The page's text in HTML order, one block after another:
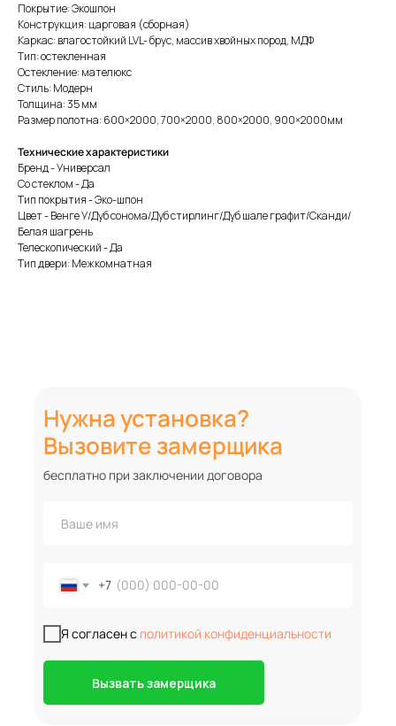
Покрытие: Экошпон
Конструкция: царговая (сборная)
Каркас: влагостойкий LVL- брус, массив хвойных пород, МДФ
Тип: остекленная
Остекление: мателюкс
Стиль: Модерн
Толщина: 35 мм
Размер полотна: 600×2000, 700×2000, 800×2000, 900×2000мм
Технические характеристики
Бренд - Универсал
Со стеклом - Да
Тип покрытия - Эко-шпон
Цвет - Венге У/Дуб сонома/Дуб стирлинг/Дуб шале графит/Сканди/
Белая шагрень
Телескопический - Да
Тип двери: Межкомнатная
Нужна установка?
Вызовите замерщика
+7
Я согласен с политикой конфиденциальности
Вызвать замерщика
бесплатно при заключении договора